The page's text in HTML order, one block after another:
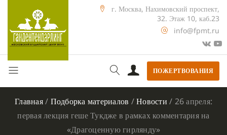
г. Москва, Нахимовский проспект,
32. Этаж 10, каб.23
info@fpmt.ru
ПОЖЕРТВОВАНИЯ
Главная/ Подборка материалов /Новости / 26 апреля:
первая лекция геше Тукдже в рамках комментария на
«Драгоценную гирлянду»